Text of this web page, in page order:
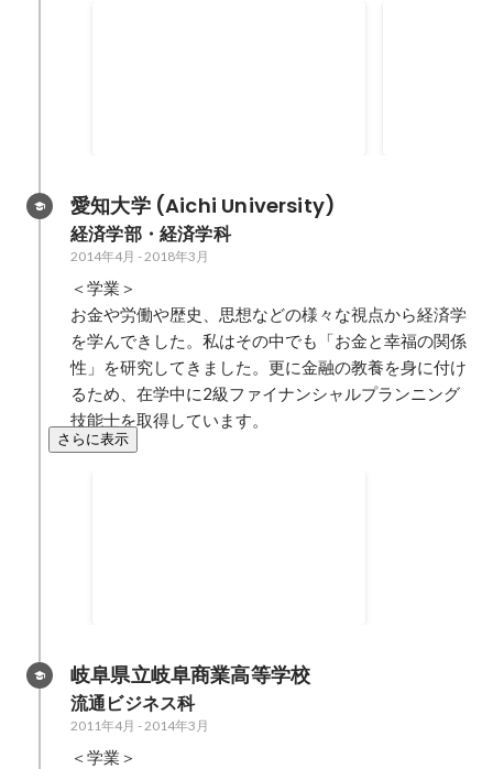
愛知大学 (Aichi University)
経済学部・経済学科
2014年4月 -2018年3月
＜学業＞
お金や労働や歴史、思想などの様々な視点から経済学
を学んできした。私はその中でも「お金と幸福の関係
性」を研究してきました。更に金融の教養を身に付け
るため、在学中に2級ファイナンシャルプランニング
技能士を取得しています。
さらに表示
岐阜県立岐阜商業高等学校
流通ビジネス科
2011年4月 -2014年3月
＜学業＞